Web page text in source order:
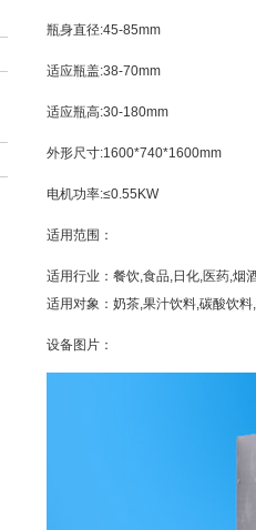
瓶身直径:45-85mm
适应瓶盖:38-70mm
适应瓶高:30-180mm
外形尺寸:1600*740*1600mm
电机功率:≤0.55KW
适用范围：
适用行业：餐饮,食品,日化,医药,烟
适用对象：奶茶,果汁饮料,碳酸饮
设备图片：